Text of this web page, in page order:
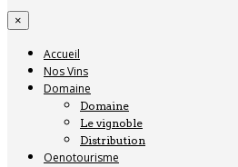
×
Accueil
Nos Vins
Domaine
Domaine
Le vignoble
Distribution
Oenotourisme